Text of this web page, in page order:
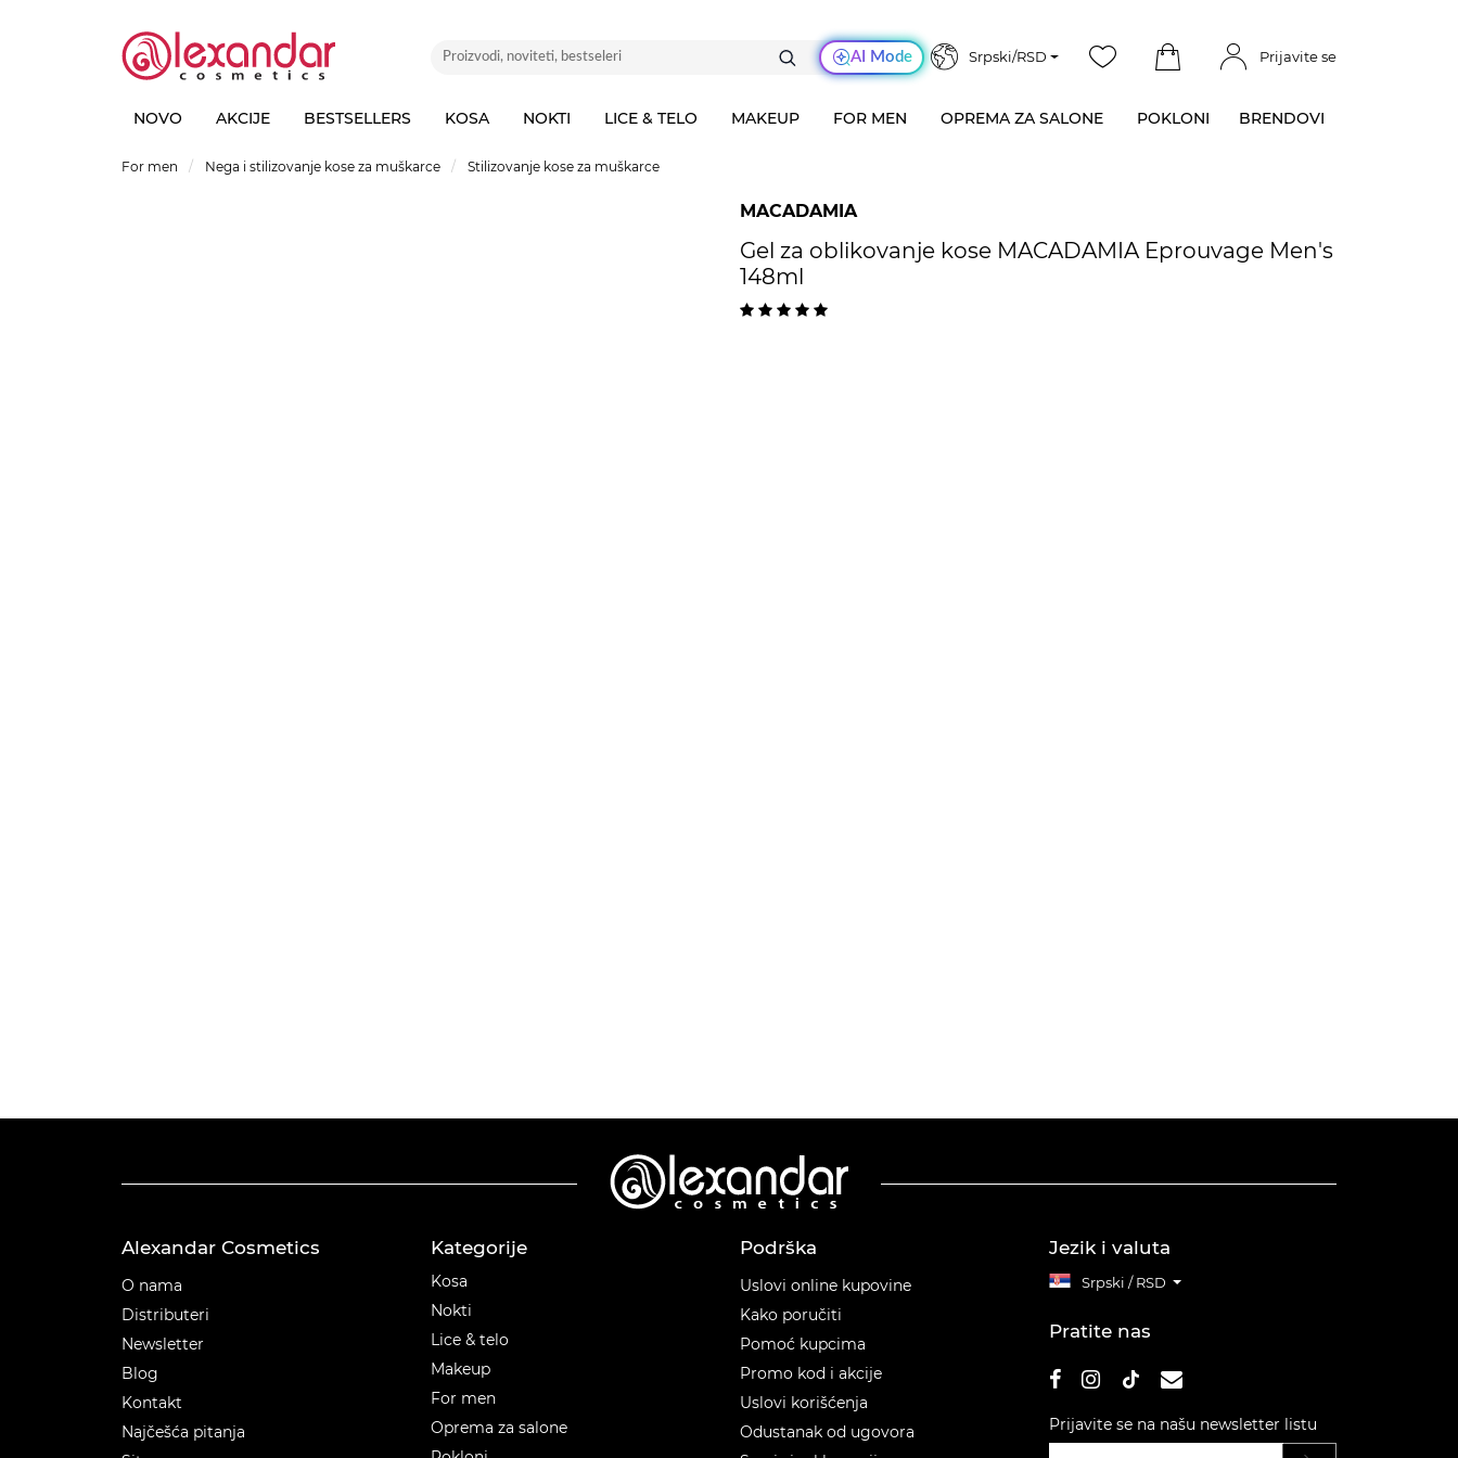
AI Mode Srpski/RSD Prijavite se
NOVO AKCIJE BESTSELLERS KOSA NOKTI LICE & TELO MAKEUP FOR MEN OPREMA ZA SALONE POKLONI BRENDOVI
For men Nega i stilizovanje kose za muškarce Stilizovanje kose za muškarce
MACADAMIA
Gel za oblikovanje kose MACADAMIA Eprouvage Men's
148ml
Alexandar Cosmetics
O nama
Distributeri
Newsletter
Blog
Kontakt
Najčešća pitanja
Kategorije
Kosa
Nokti
Lice & telo
Makeup
For men
Oprema za salone
Podrška
Uslovi online kupovine
Kako poručiti
Pomoć kupcima
Promo kod i akcije
Uslovi korišćenja
Odustanak od ugovora
Jezik i valuta
Srpski / RSD
Pratite nas
Prijavite se na našu newsletter listu